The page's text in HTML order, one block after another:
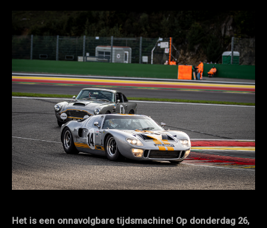
Het is een onnavolgbare tijdsmachine! Op donderdag 26,